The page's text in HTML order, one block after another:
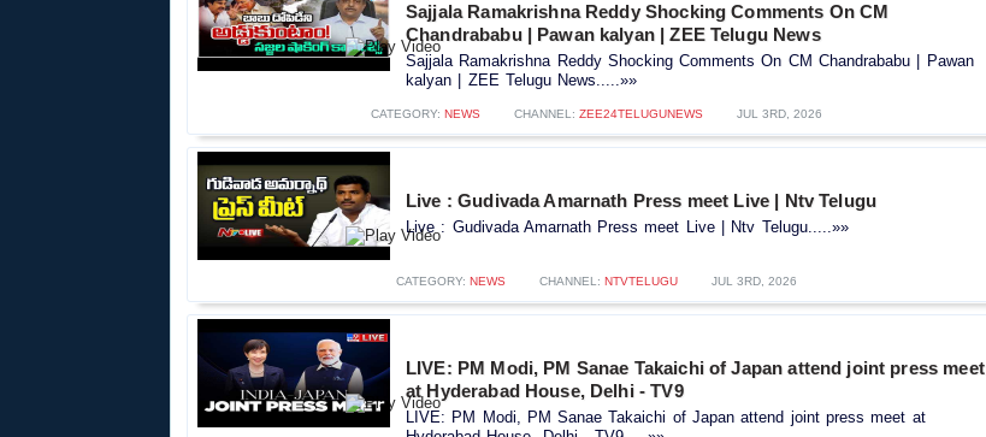
Sajjala Ramakrishna Reddy Shocking Comments On CM
Chandrababu | Pawan kalyan | ZEE Telugu News
Sajjala Ramakrishna Reddy Shocking Comments On CM Chandrababu | Pawan
kalyan | ZEE Telugu News.....»»
CATEGORY: NEWS CHANNEL: ZEE24TELUGUNEWS JUL 3RD, 2026
Live : Gudivada Amarnath Press meet Live | Ntv Telugu
Live : Gudivada Amarnath Press meet Live | Ntv Telugu.....»»
CATEGORY: NEWS CHANNEL: NTVTELUGU JUL 3RD, 2026
LIVE: PM Modi, PM Sanae Takaichi of Japan attend joint press meet
at Hyderabad House, Delhi - TV9
LIVE: PM Modi, PM Sanae Takaichi of Japan attend joint press meet at